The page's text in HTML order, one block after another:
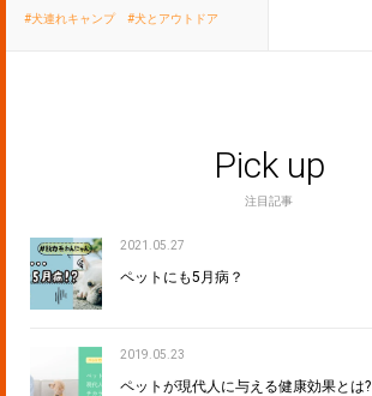
犬連れキャンプ 犬とアウトドア
Pick up
注目記事
2021.05.27
ペットにも5月病？
2019.05.23
ペットが現代人に与える健康効果とは?